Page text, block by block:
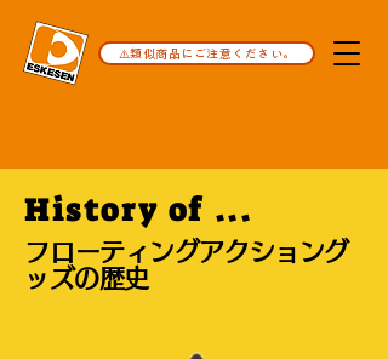
⚠️類似商品にご注意ください。
History of ...
​フローティングアクショング
ッズの歴史